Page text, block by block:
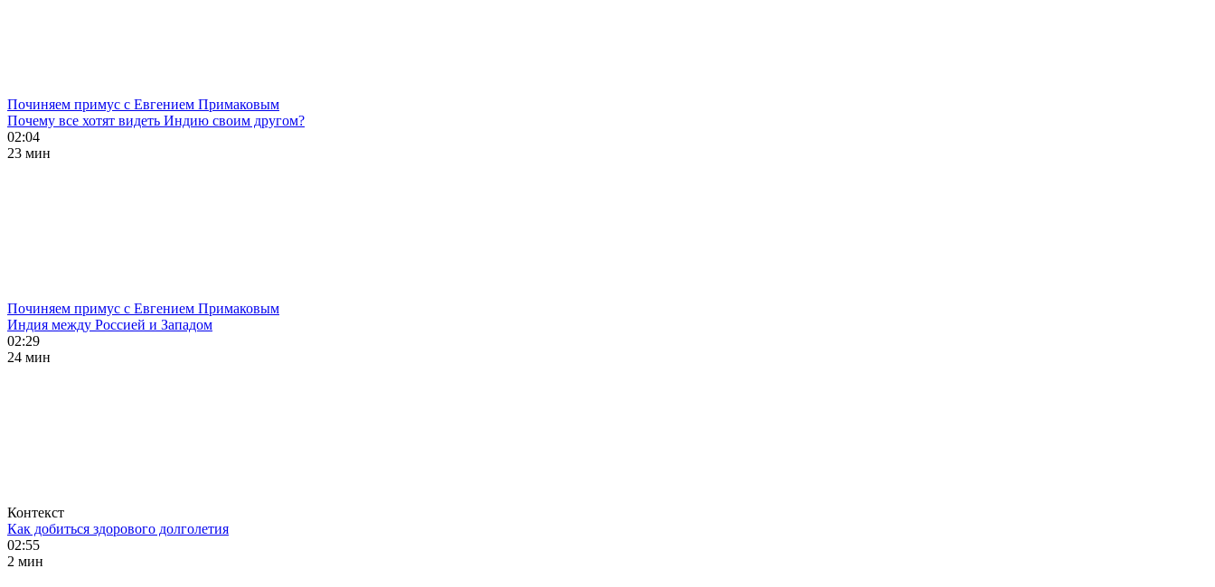
Починяем примус с Евгением Примаковым
Почему все хотят видеть Индию своим другом?
02:04
23 мин
Починяем примус с Евгением Примаковым
Индия между Россией и Западом
02:29
24 мин
Контекст
Как добиться здорового долголетия
02:55
2 мин